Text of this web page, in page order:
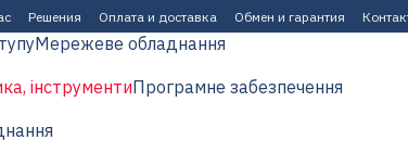
Решения Оплата и доставка Обмен и гарантия
Мережеве обладнання
інструментиПрограмне забезпечення